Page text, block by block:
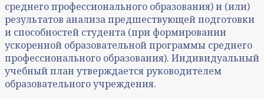
среднего профессионального образования) и (или)
результатов анализа предшествующей подготовки
и способностей студента (при формировании
ускоренной образовательной программы среднего
профессионального образования). Индивидуальный
учебный план утверждается руководителем
образовательного учреждения.